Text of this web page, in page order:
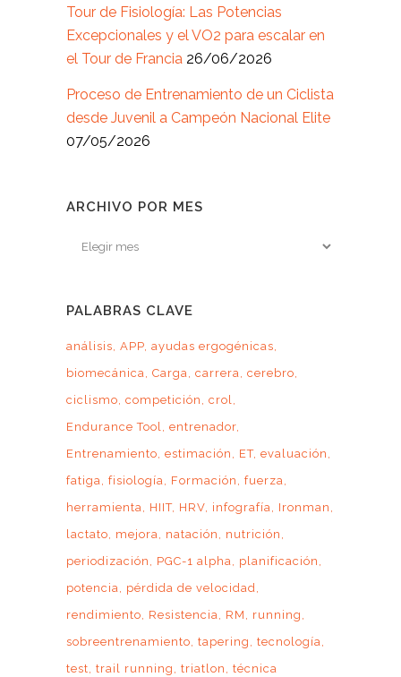
Tour de Fisiología: Las Potencias
Excepcionales y el VO2 para escalar en
el Tour de Francia 26/06/2026
Proceso de Entrenamiento de un Ciclista
desde Juvenil a Campeón Nacional Elite
07/05/2026
ARCHIVO POR MES
Archivo
PALABRAS CLAVE
análisis APP ayudas ergogénicas
biomecánica Carga carrera cerebro
ciclismo competición
crol
Endurance Tool entrenador
Entrenamiento estimación ET evaluación
fatiga fisiología Formación
fuerza
herramienta
HIIT HRV infografía
Ironman
lactato
mejora natación
nutrición
periodización
PGC-1 alpha
planificación
potencia
pérdida de velocidad
rendimiento
Resistencia RM
running
sobreentrenamiento tapering
tecnología
test trail running triatlon técnica